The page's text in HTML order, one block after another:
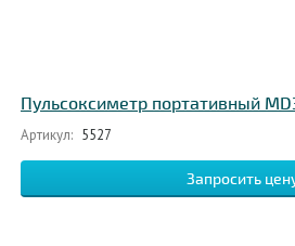
Пульсоксиметр портативный
Артикул: 5527
Запросить